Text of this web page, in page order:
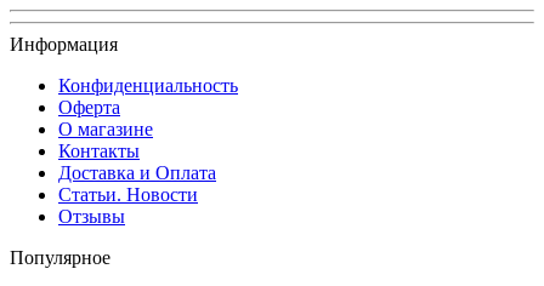
Информация
Конфиденциальность
Оферта
О магазине
Контакты
Доставка и Оплата
Статьи. Новости
Отзывы
Популярное